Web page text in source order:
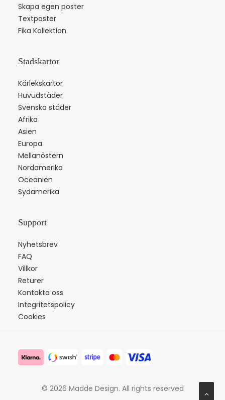
Skapa egen poster
Textposter
Fika Kollektion
Stadskartor
Kärlekskartor
Huvudstäder
Svenska städer
Afrika
Asien
Europa
Mellanöstern
Nordamerika
Oceanien
Sydamerika
Support
Nyhetsbrev
FAQ
Villkor
Returer
Kontakta oss
Integritetspolicy
Cookies
© 2026 Madde Design. All rights reserved